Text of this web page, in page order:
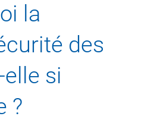
la
des
elle si
?